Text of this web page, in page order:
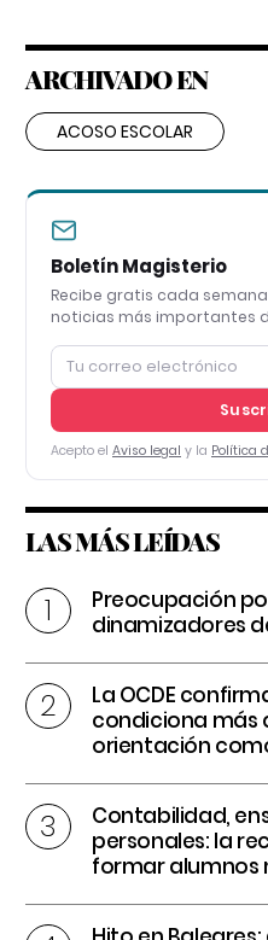
ARCHIVADO EN
ACOSO ESCOLAR
Boletín Magisterio
Recibe gratis cada
noticias más importantes
Acepto el Aviso legal y la Política
LAS MÁS LEÍDAS
Preocupación
dinamizadores
La OCDE
condiciona más
orientación
Contabilidad,
personales: la
formar alumnos